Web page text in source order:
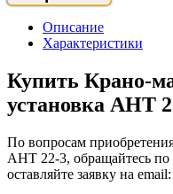
Описание
Характеристики
Купить Крано-
установка АНТ
По вопросам
АНТ 22-3, обращайтесь по
оставляйте заявку на